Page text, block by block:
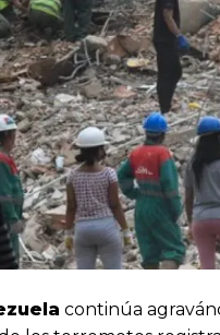
continúa